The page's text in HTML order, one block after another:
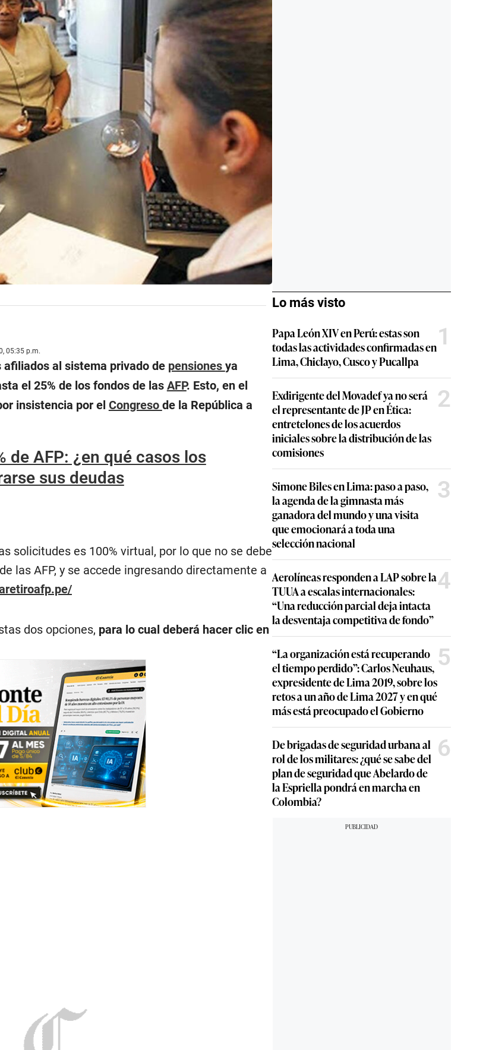
05:35 p.m.
afiliados al sistema privado de pensiones ya
el 25% de los fondos de las AFP. Esto, en el
insistencia por el Congreso de la República a
de AFP: ¿en qué casos los
sus deudas
solicitudes es 100% virtual, por lo que no se debe
las AFP, y se accede ingresando directamente a
dos opciones, para lo cual deberá hacer clic en
Lo más visto
Papa León XIV en Perú: estas son
todas las actividades confirmadas en
Lima, Chiclayo, Cusco y Pucallpa
1
Exdirigente del Movadef ya no será
el representante de JP en Ética:
entretelones de los acuerdos
iniciales sobre la distribución de las
comisiones
2
Simone Biles en Lima: paso a paso,
la agenda de la gimnasta más
ganadora del mundo y una visita
que emocionará a toda una
selección nacional
3
Aerolíneas responden a LAP sobre la
TUUA a escalas internacionales:
“Una reducción parcial deja intacta
la desventaja competitiva de fondo”
4
“La organización está recuperando
el tiempo perdido”: Carlos Neuhaus,
expresidente de Lima 2019, sobre los
retos a un año de Lima 2027 y en qué
más está preocupado el Gobierno
5
De brigadas de seguridad urbana al
rol de los militares: ¿qué se sabe del
plan de seguridad que Abelardo de
la Espriella pondrá en marcha en
Colombia?
6